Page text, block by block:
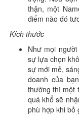
thận, một
điểm nào đó
Kích thước
Như mọi
sự lựa chọn
sự mới mẻ,
doanh của
thường thì một
quá khổ sẽ
phù hợp khi bỏ